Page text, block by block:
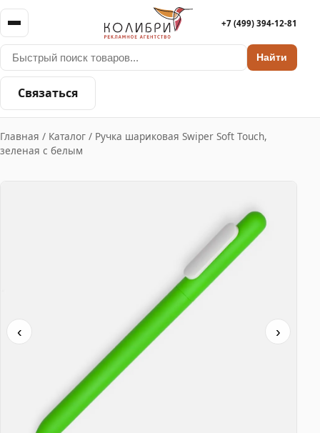
Найти
+7 (499) 394-12-81
Связаться
Главная / Каталог / Ручка шариковая Swiper Soft Touch,
зеленая с белым
‹ ›